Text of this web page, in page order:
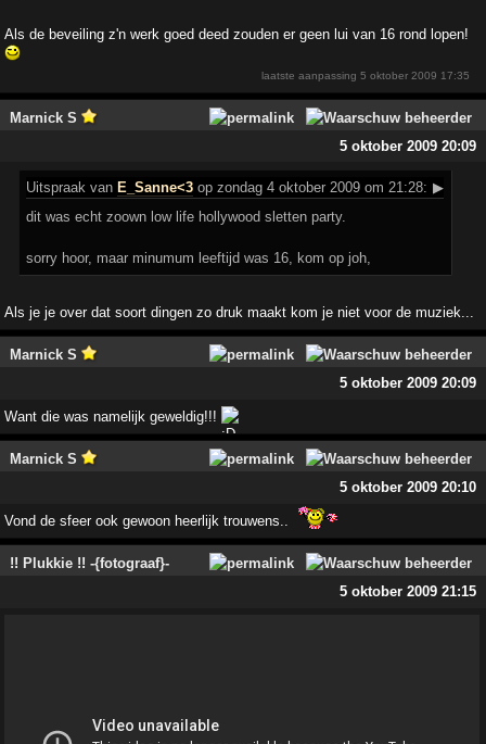
Als de beveiling z'n werk goed deed zouden er geen lui van 16 rond lopen!
laatste aanpassing5 oktober 2009 17:35
Marnick S
5 oktober 2009 20:09
Uitspraak van E_Sanne<3 op zondag 4 oktober 2009 om 21:28: ▶
dit was echt zoown low life hollywood sletten party.
sorry hoor, maar minumum leeftijd was 16, kom op joh,
Als je je over dat soort dingen zo druk maakt kom je niet voor de muziek...
Marnick S
5 oktober 2009 20:09
Want die was namelijk geweldig!!!
Marnick S
5 oktober 2009 20:10
Vond de sfeer ook gewoon heerlijk trouwens..
!! Plukkie !! -{fotograaf}-
5 oktober 2009 21:15